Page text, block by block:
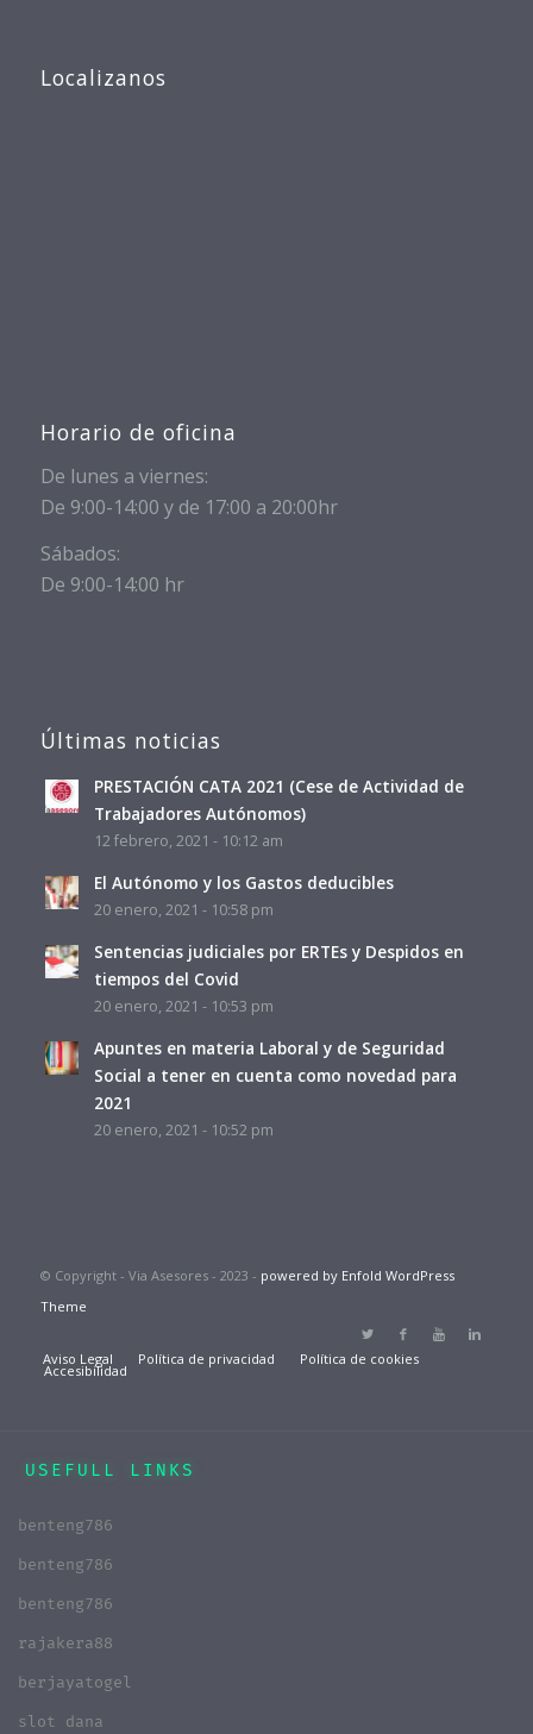
Localizanos
Horario de oficina
De lunes a viernes:
De 9:00-14:00 y de 17:00 a 20:00hr
Sábados:
De 9:00-14:00 hr
Últimas noticias
PRESTACIÓN CATA 2021 (Cese de Actividad de
Trabajadores Autónomos)
12 febrero, 2021 - 10:12 am
El Autónomo y los Gastos deducibles
20 enero, 2021 - 10:58 pm
Sentencias judiciales por ERTEs y Despidos en
tiempos del Covid
20 enero, 2021 - 10:53 pm
Apuntes en materia Laboral y de Seguridad
Social a tener en cuenta como novedad para
2021
20 enero, 2021 - 10:52 pm
© Copyright - Via Asesores - 2023 - powered by Enfold WordPress
Theme
Aviso Legal Política de privacidad Política de cookies
Accesibilidad
USEFULL LINKS
benteng786
benteng786
benteng786
rajakera88
berjayatogel
slot dana